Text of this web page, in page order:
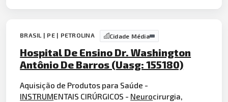
BRASIL | PE | PETROLINA Cidade Média
Hospital De Ensino Dr. Washington
Antônio De Barros (Uasg: 155180)
Aquisição de Produtos para Saúde -
INSTRUMENTAIS CIRÚRGICOS - Neurocirurgia,